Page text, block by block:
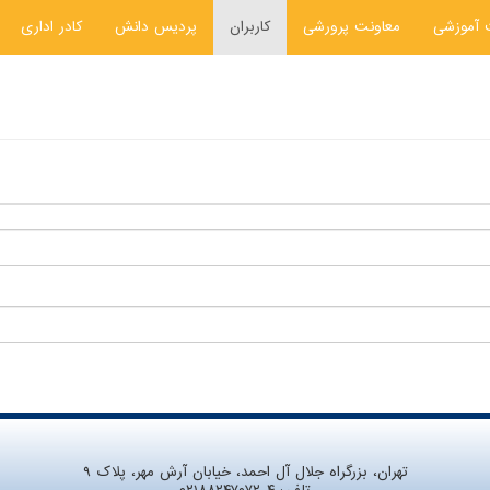
آموزشی معاونت پرورشی کاربران پردیس دانش کادر اداری
تهران، بزرگراه جلال آل احمد، خیابان آرش مهر، پلاک ۹